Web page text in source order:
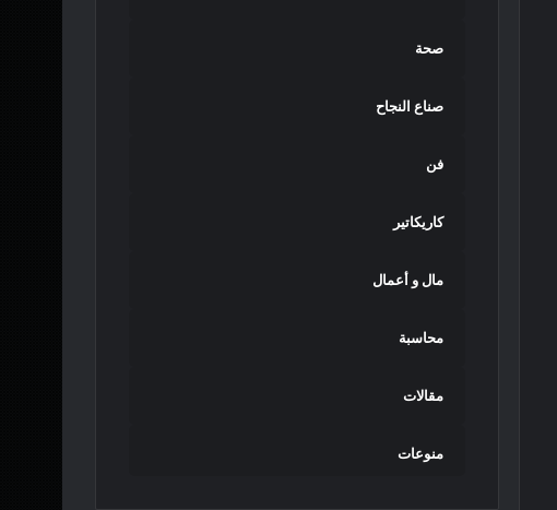
صحة
صناع النجاح
فن
كاريكاتير
مال و أعمال
محاسبة
مقالات
منوعات